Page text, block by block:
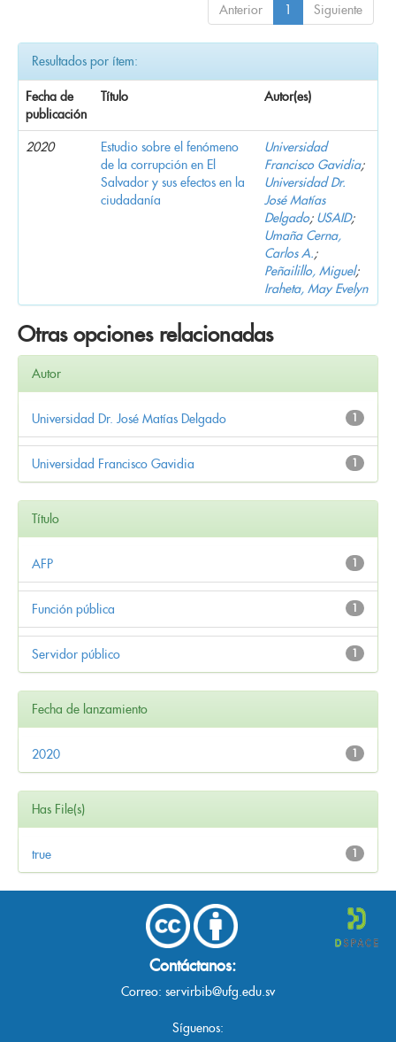
Anterior 1 Siguiente
Resultados por ítem:
Fecha de
publicación
Título Autor(es)
2020
Estudio sobre el fenómeno
de la corrupción en El
Salvador y sus efectos en la
ciudadanía
Universidad
Francisco Gavidia;
Universidad Dr.
José Matías
Delgado; USAID;
Umaña Cerna,
Carlos A.;
Peñailillo, Miguel;
Iraheta, May Evelyn
Otras opciones relacionadas
Autor
1
Universidad Dr. José Matías Delgado
1
Universidad Francisco Gavidia
Título
1
AFP
1
Función pública
1
Servidor público
Fecha de lanzamiento
1
2020
Has File(s)
1
true
Contáctanos:
Correo: servirbib@ufg.edu.sv
Síguenos: